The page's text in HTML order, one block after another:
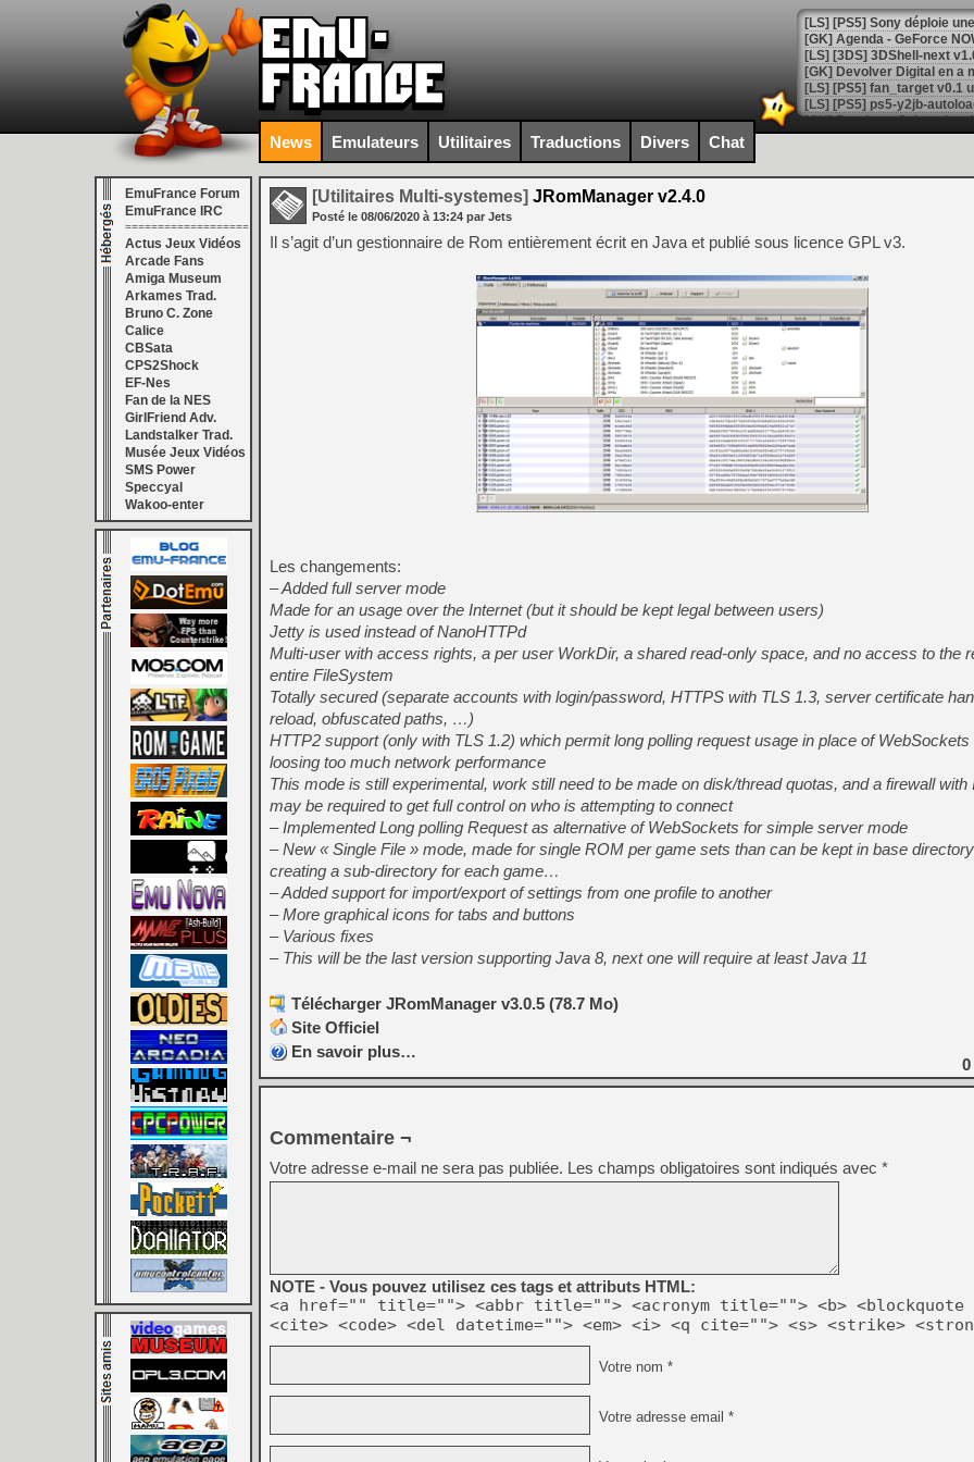
[GK] Agenda - GeForce
[GK] Devolver Digital en a
[LS] [PS5] ps5-y2jb-
[GK] Pourquoi Marvel
[GK] Test : Restory : Chill
[GK] GTA 6 : Rockstar
[GK] Hot Wheels Infinite
[GK] Mémoire cash -
[GK] Résultats Nintendo :
[GK] Déjà des
[Mo5] Brickboy cherche à
[GK] Minecraft et ses «
[GK] Beast of
[GK] Ubisoft : fin de partie
[GK] Mémoire cash -
[GK] Dan Houser (GTA)
[GK] Comment EA Sports
[GK] Crimson Moon : un
[GK] Isle of Reveries : le
[GK] Moonlighter 2 : The
[GK] Capcom relance
[Mo5] Deux inédits du
[GK] Le beat'em up The
[GK] Endless Legend 2 :
[LS] [PS5] Le WebKit
[GK] Oubliez Crazy Taxi,
[LS] [Switch] NSZ 5.0.0
[GK] No More Room in
News Emulateurs Utilitaires Traductions Divers Chat
EmuFrance Forum
EmuFrance IRC
===================
Actus Jeux Vidéos
Arcade Fans
Amiga Museum
Arkames Trad.
Bruno C. Zone
Calice
CBSata
CPS2Shock
EF-Nes
Fan de la NES
GirlFriend Adv.
Landstalker Trad.
Musée Jeux Vidéos
SMS Power
Speccyal
Wakoo-enter
[Utilitaires Multi-systemes] JRomManager v2.4.0
Posté le 08/06/2020 à 13:24 par Jets
Il s’agit d’un gestionnaire de Rom entièrement écrit en Java et publié sous licence GPL v3.
Les changements:
– Added full server mode
Made for an usage over the Internet (but it should be kept legal between users)
Jetty is used instead of NanoHTTPd
Multi-user with access rights, a per user WorkDir, a shared read-only space, and no access to the
entire FileSystem
Totally secured (separate accounts with login/password, HTTPS with TLS 1.3, server certificate
reload, obfuscated paths, …)
HTTP2 support (only with TLS 1.2) which permit long polling request usage in place of WebSockets
loosing too much network performance
This mode is still experimental, work still need to be made on disk/thread quotas, and a firewall with
may be required to get full control on who is attempting to connect
– Implemented Long polling Request as alternative of WebSockets for simple server mode
– New « Single File » mode, made for single ROM per game sets than can be kept in base
creating a sub-directory for each game…
– Added support for import/export of settings from one profile to another
– More graphical icons for tabs and buttons
– Various fixes
– This will be the last version supporting Java 8, next one will require at least Java 11
Télécharger JRomManager v3.0.5 (78.7 Mo)
Site Officiel
En savoir plus…
0
Commentaire ¬
Votre adresse e-mail ne sera pas publiée. Les champs obligatoires sont indiqués avec *
NOTE - Vous pouvez utilisez ces tags et attributs HTML:
<a href="" title=""> <abbr title=""> <acronym title=""> <b> <blockquote
<cite> <code> <del datetime=""> <em> <i> <q cite=""> <s> <strike>
Votre nom *
Votre adresse email *